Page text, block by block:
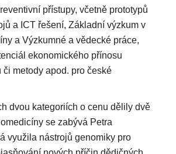
přístupy, včetně prototypů
a ICT řešení, Základní výzkum v
a Výzkumné a vědecké práce,
ekonomického přínosu
či metody apod. pro české
dvou kategoriích o cenu dělily dvě
se zabývá Petra
využila nástrojů genomiky pro